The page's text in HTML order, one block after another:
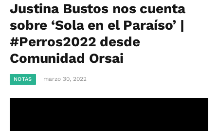
Justina Bustos nos cuenta
sobre ‘Sola en el Paraíso’ |
#Perros2022 desde
Comunidad Orsai
NOTAS marzo 30, 2022